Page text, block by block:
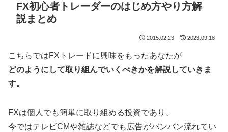
FX初心者トレーダーのはじめ方やり方解
説まとめ
2015.02.23 2023.09.18
こちらではFXトレードに興味をもったあなたが
どのようにして取り組んでいくべきかを解説していきま
す。
FXは個人でも簡単に取り組める投資であり、
今ではテレビCMや雑誌などでも広告がバンバン流れてい